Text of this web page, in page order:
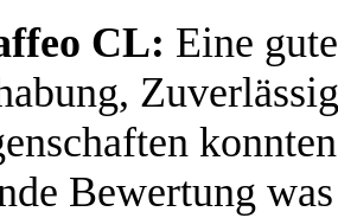
CL: Eine
Bewertung